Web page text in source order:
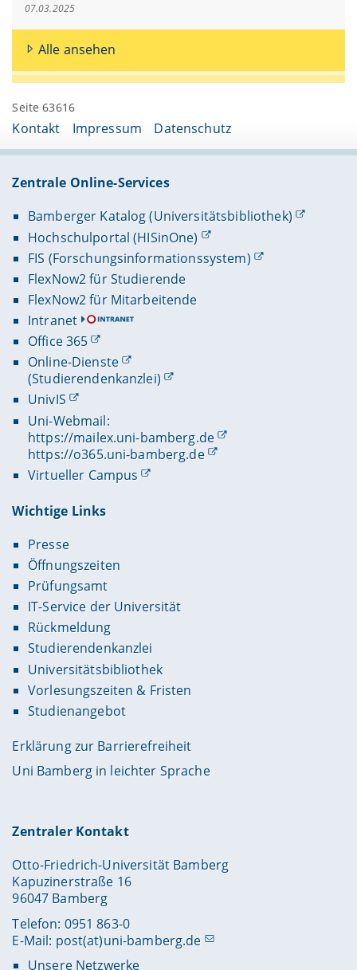
07.03.2025
Alle ansehen
Seite 63616
Kontakt Impressum Datenschutz
Zentrale Online-Services
Bamberger Katalog (Universitätsbibliothek)
Hochschulportal (HISinOne)
FIS (Forschungsinformationssystem)
FlexNow2 für Studierende
FlexNow2 für Mitarbeitende
Intranet
Office 365
Online-Dienste
(Studierendenkanzlei)
UnivIS
Uni-Webmail:
https://mailex.uni-bamberg.de
https://o365.uni-bamberg.de
Virtueller Campus
Wichtige Links
Presse
Öffnungszeiten
Prüfungsamt
IT-Service der Universität
Rückmeldung
Studierendenkanzlei
Universitätsbibliothek
Vorlesungszeiten & Fristen
Studienangebot
Erklärung zur Barrierefreiheit
Uni Bamberg in leichter Sprache
Zentraler Kontakt
Otto-Friedrich-Universität Bamberg
Kapuzinerstraße 16
96047 Bamberg
Telefon: 0951 863-0
E-Mail: post(at)uni-bamberg.de
Unsere Netzwerke